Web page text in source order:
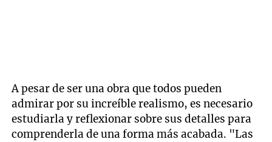
A pesar de ser una obra que todos pueden
admirar por su increíble realismo, es necesario
estudiarla y reflexionar sobre sus detalles para
comprenderla de una forma más acabada. "Las